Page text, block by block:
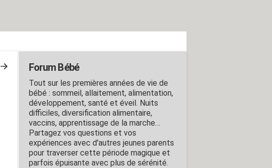
Forum Bébé
Tout sur les premières années de vie de
bébé : sommeil, allaitement, alimentation,
développement, santé et éveil. Nuits
difficiles, diversification alimentaire,
vaccins, apprentissage de la marche…
Partagez vos questions et vos
expériences avec d'autres jeunes parents
pour traverser cette période magique et
parfois épuisante avec plus de sérénité.